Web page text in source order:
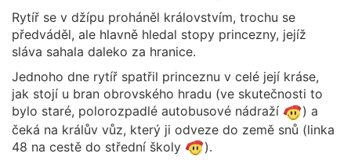
Rytíř se v džípu proháněl královstvím, trochu se
předváděl, ale hlavně hledal stopy princezny, jejíž
sláva sahala daleko za hranice.
Jednoho dne rytíř spatřil princeznu v celé její kráse,
jak stojí u bran obrovského hradu (ve skutečnosti to
bylo staré, polorozpadlé autobusové nádraží
) a
čeká na králův vůz, který ji odveze do země snů (linka
48 na cestě do střední školy
).